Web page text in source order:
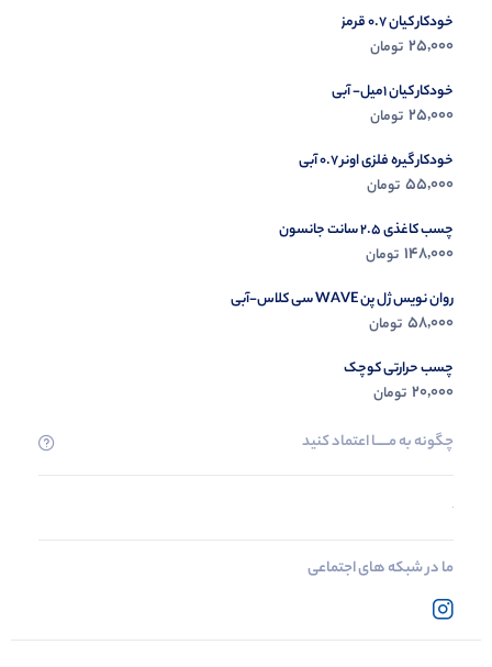
خودکار کیان 0.7 قرمز
25,000 تومان
خودکار کیان 1میل- آبی
25,000 تومان
خودکار گیره فلزی اونر 0.7 آبی
55,000 تومان
چسب کاغذی 2.5 سانت جانسون
148,000 تومان
روان نویس ژل پن WAVE سی کلاس-آبی
58,000 تومان
چسب حرارتی کوچک
20,000 تومان
چگونه به مــــــا اعتماد کنید
ما در شبکه های اجتماعی